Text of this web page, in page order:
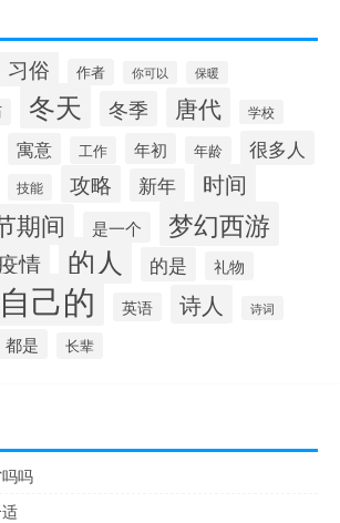
习俗 作者 你可以 保暖
冬天 冬季 唐代 学校
寓意 工作 年初 年龄 很多人
技能 攻略 新年 时间
期间 是一个 梦幻西游
情 的人 的是 礼物
自己的 英语 诗人 诗词
都是 长辈
吗